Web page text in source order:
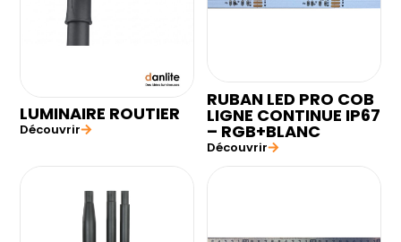
LUMINAIRE ROUTIER
Découvrir
RUBAN LED PRO COB
LIGNE CONTINUE IP67
– RGB+BLANC
Découvrir